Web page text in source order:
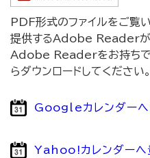
PDF形式のファイルをご覧
提供するAdobe Readerが
Adobe Readerをお持ちで
らダウンロードしてください。
Googleカレンダー
Yahoo!カレンダーへ